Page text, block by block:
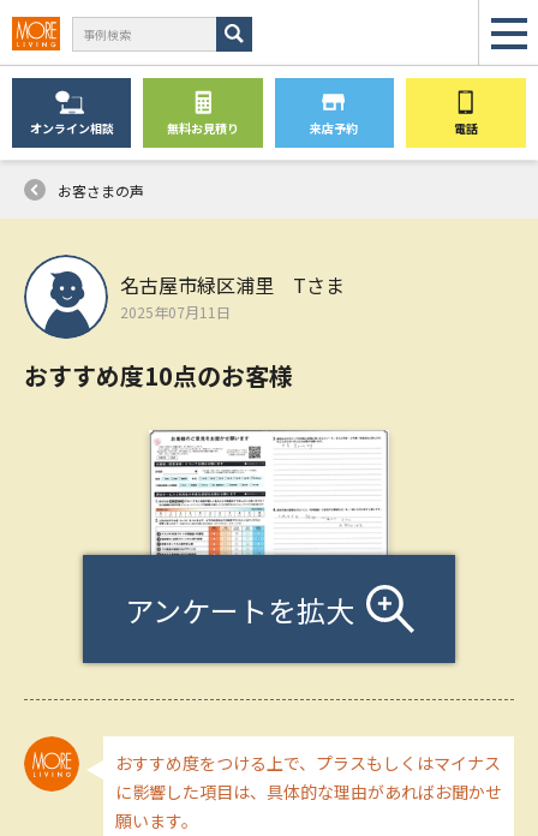
オンライン相談 無料お見積り 来店予約 電話
お客さまの声
名古屋市緑区浦里 Tさま
2025年07月11日
おすすめ度10点のお客様
アンケートを拡大
おすすめ度をつける上で、プラスもしくはマイナス
に影響した項目は、具体的な理由があればお聞かせ
願います。